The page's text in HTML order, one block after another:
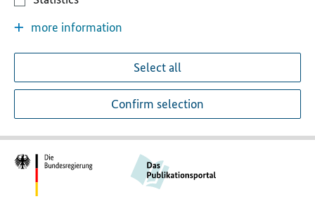
more information
Select all
Confirm selection